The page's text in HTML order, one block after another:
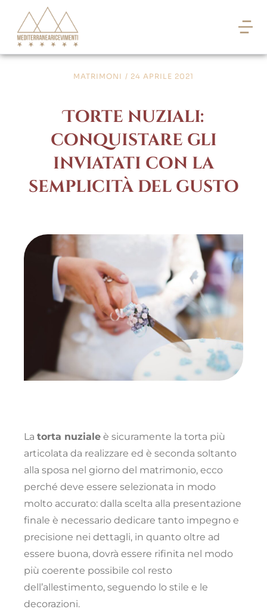
MATRIMONI / 24 APRILE 2021
Torte nuziali:
conquistare gli
inviatati con la
semplicità del gusto
La torta nuziale è sicuramente la torta più
articolata da realizzare ed è seconda soltanto
alla sposa nel giorno del matrimonio, ecco
perché deve essere selezionata in modo
molto accurato: dalla scelta alla presentazione
finale è necessario dedicare tanto impegno e
precisione nei dettagli, in quanto oltre ad
essere buona, dovrà essere rifinita nel modo
più coerente possibile col resto
dell’allestimento, seguendo lo stile e le
decorazioni.